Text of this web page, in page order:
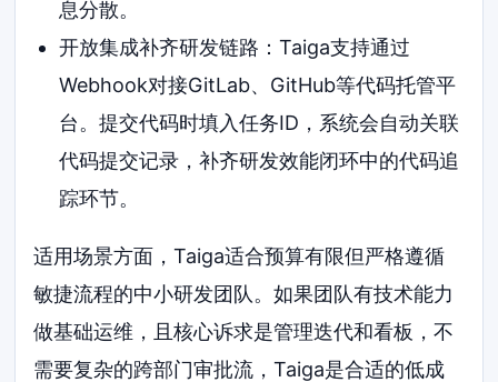
息分散。
开放集成补齐研发链路：Taiga支持通过
Webhook对接GitLab、GitHub等代码托管平
台。提交代码时填入任务ID，系统会自动关联
代码提交记录，补齐研发效能闭环中的代码追
踪环节。
适用场景方面，Taiga适合预算有限但严格遵循
敏捷流程的中小研发团队。如果团队有技术能力
做基础运维，且核心诉求是管理迭代和看板，不
需要复杂的跨部门审批流，Taiga是合适的低成